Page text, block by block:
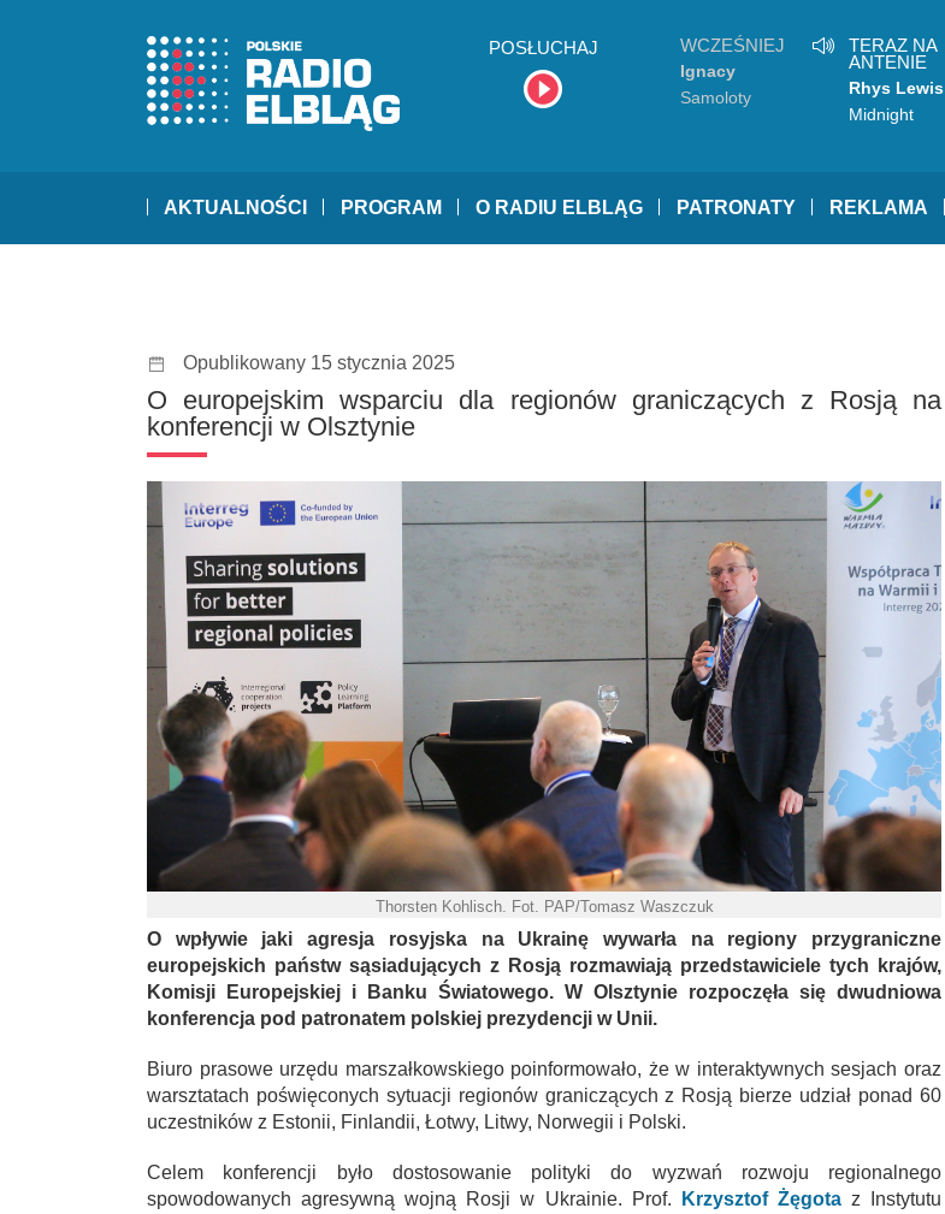
POSŁUCHAJ WCZEŚNIEJ
Ignacy
Samoloty
TERAZ NA
ANTENIE
Rhys Lewis
Midnight
AKTUALNOŚCI PROGRAM O RADIU ELBLĄG PATRONATY REKLAMA
Opublikowany 15 stycznia 2025
O europejskim wsparciu dla regionów graniczących z Rosją na
konferencji w Olsztynie
Thorsten Kohlisch. Fot. PAP/Tomasz Waszczuk
O wpływie jaki agresja rosyjska na Ukrainę wywarła na regiony przygraniczne
europejskich państw sąsiadujących z Rosją rozmawiają przedstawiciele tych krajów,
Komisji Europejskiej i Banku Światowego. W Olsztynie rozpoczęła się dwudniowa
konferencja pod patronatem polskiej prezydencji w Unii.
Biuro prasowe urzędu marszałkowskiego poinformowało, że w interaktywnych sesjach oraz
warsztatach poświęconych sytuacji regionów graniczących z Rosją bierze udział ponad 60
uczestników z Estonii, Finlandii, Łotwy, Litwy, Norwegii i Polski.
Celem konferencji było dostosowanie polityki do wyzwań rozwoju regionalnego
spowodowanych agresywną wojną Rosji w Ukrainie. Prof.
Krzysztof Żęgota z Instytutu